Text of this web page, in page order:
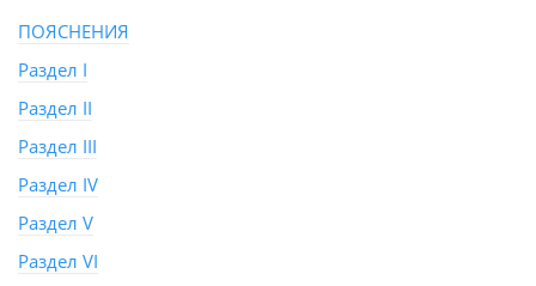
ПОЯСНЕНИЯ
Раздел I
Раздел II
Раздел III
Раздел IV
Раздел V
Раздел VI